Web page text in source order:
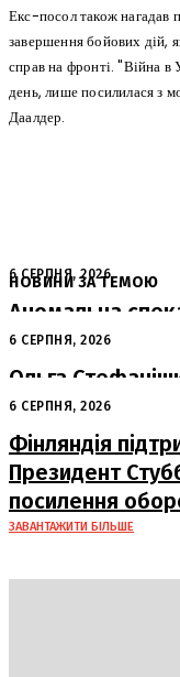
Екс-посол також нагадав
завершення бойових дій,
справ на фронті. "Війна в
день, лише посилилася з
Даалдер.
НОВИНИ ЗА ТЕМОЮ
6 СЕРПНЯ, 2026
Аномальна
кінця:
6 СЕРПНЯ, 2026
Ольга
підозри від
6 СЕРПНЯ, 2026
Фінляндія
Президент
посилення
ЗАВАНТАЖИТИ БІЛЬШЕ